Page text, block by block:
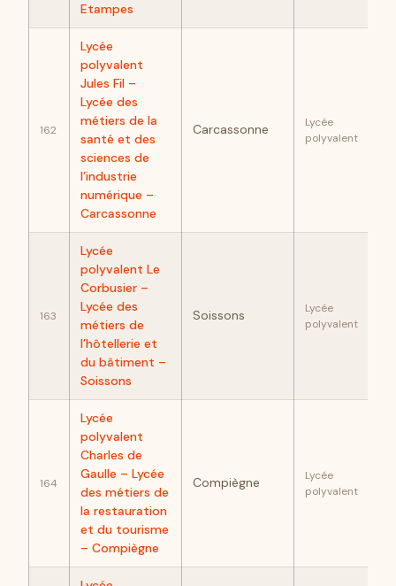
Etampes
162
Lycée
polyvalent
Jules Fil –
Lycée des
métiers de la
santé et des
sciences de
l’industrie
numérique –
Carcassonne
Carcassonne
Lycée
polyvalent
163
Lycée
polyvalent Le
Corbusier –
Lycée des
métiers de
l’hôtellerie et
du bâtiment –
Soissons
Soissons
Lycée
polyvalent
164
Lycée
polyvalent
Charles de
Gaulle – Lycée
des métiers de
la restauration
et du tourisme
– Compiègne
Compiègne
Lycée
polyvalent